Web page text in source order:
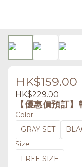
HK$159.00
HK$229.00
【優惠價預訂
Color
GRAY SET
Size
FREE SIZE